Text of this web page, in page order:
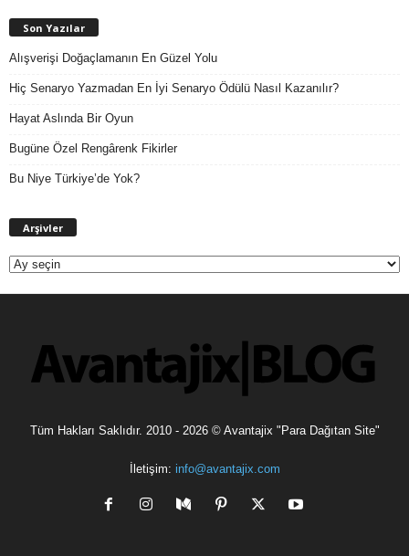
Son Yazılar
Alışverişi Doğaçlamanın En Güzel Yolu
Hiç Senaryo Yazmadan En İyi Senaryo Ödülü Nasıl Kazanılır?
Hayat Aslında Bir Oyun
Bugüne Özel Rengârenk Fikirler
Bu Niye Türkiye’de Yok?
Arşivler
Tüm Hakları Saklıdır. 2010 - 2026 © Avantajix "Para Dağıtan Site"
İletişim: info@avantajix.com